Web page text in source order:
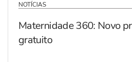
NOTÍCIAS
Maternidade 360: Novo
gratuito